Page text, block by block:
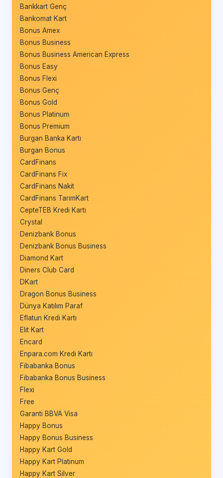
Bankkart Genç
Bankomat Kart
Bonus Amex
Bonus Business
Bonus Business American Express
Bonus Easy
Bonus Flexi
Bonus Genç
Bonus Gold
Bonus Platinum
Bonus Premium
Burgan Banka Kartı
Burgan Bonus
CardFinans
CardFinans Fix
CardFinans Nakit
CardFinans TarımKart
CepteTEB Kredi Kartı
Crystal
Denizbank Bonus
Denizbank Bonus Business
Diamond Kart
Diners Club Card
DKart
Dragon Bonus Business
Dünya Katılım Paraf
Eflatun Kredi Kartı
Elit Kart
Encard
Enpara.com Kredi Kartı
Fibabanka Bonus
Fibabanka Bonus Business
Flexi
Free
Garanti BBVA Visa
Happy Bonus
Happy Bonus Business
Happy Kart Gold
Happy Kart Platinum
Happy Kart Silver